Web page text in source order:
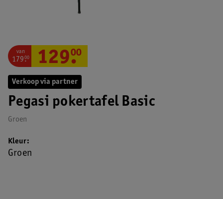
Verkoop via partner
Pegasi pokertafel Basic
Groen
van
179.
00 129.
00
Kleur
Groen